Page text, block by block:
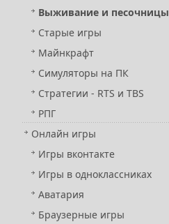
Выживание и песочницы
Старые игры
Майнкрафт
Симуляторы на ПК
Стратегии - RTS и TBS
РПГ
Онлайн игры
Игры вконтакте
Игры в одноклассниках
Аватария
Браузерные игры